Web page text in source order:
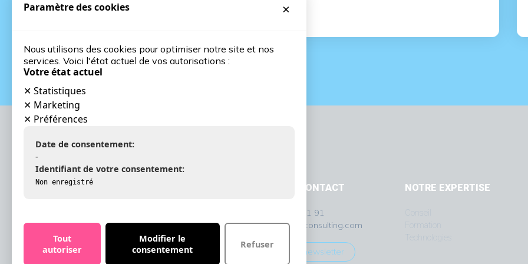
Le blog d’Halifax Consulting
RESTONS EN CONTACT
+33 (0) 1 30 61 81 91
contact@halifax-consulting.com
S'inscrire à la newsletter
NOTRE EXPERTISE
Conseil
Formation
Technologies
Paramètre des cookies ×
Nous utilisons des cookies pour optimiser notre site et nos
services. Voici l'état actuel de vos autorisations :
Votre état actuel
✕ Statistiques
✕ Marketing
✕ Préférences
Date de consentement:
-
Identifiant de votre consentement:
Non enregistré
Tout
autoriser
Modifier le
consentement
Refuser